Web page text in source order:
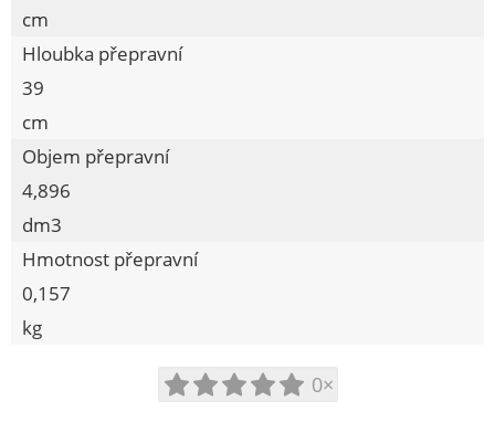
DÓZY, BOXY, CHLEBOVKY
VÝROBKY DŘEVĚNÉ
SÁČKY, FÓLIE
BYTOVÉ DOPLŇKY
cm
Hloubka přepravní
39
cm
Objem přepravní
4,896
dm3
Hmotnost přepravní
0,157
kg
0×